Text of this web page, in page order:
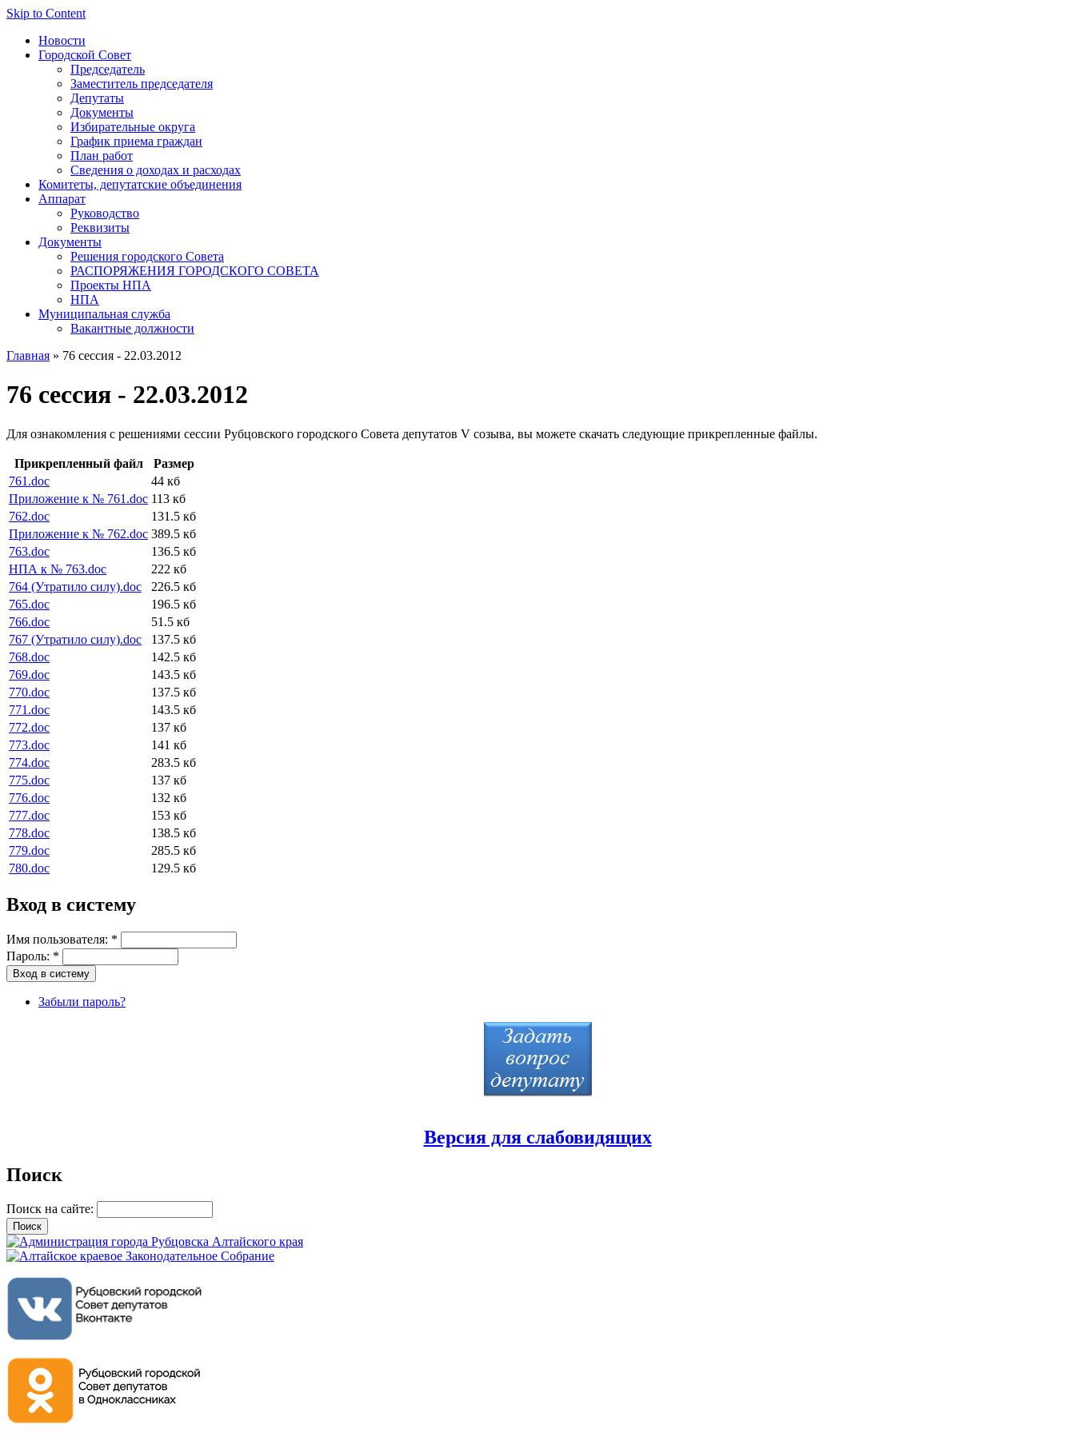
Skip to Content
Новости
Городской Совет
Председатель
Заместитель председателя
Депутаты
Документы
Избирательные округа
График приема граждан
План работ
Сведения о доходах и расходах
Комитеты, депутатские объединения
Аппарат
Руководство
Реквизиты
Документы
Решения городского Совета
РАСПОРЯЖЕНИЯ ГОРОДСКОГО СОВЕТА
Проекты НПА
НПА
Муниципальная служба
Вакантные должности
Главная » 76 сессия - 22.03.2012
76 сессия - 22.03.2012
Для ознакомления с решениями сессии Рубцовского городского Совета депутатов V созыва, вы можете скачать следующие прикрепленные файлы.
Прикрепленный файл
Размер
761.doc
44 кб
Приложение к № 761.doc 113 кб
762.doc
131.5 кб
Приложение к № 762.doc 389.5 кб
763.doc
136.5 кб
НПА к № 763.doc
222 кб
764 (Утратило силу).doc
226.5 кб
765.doc
196.5 кб
766.doc
51.5 кб
767 (Утратило силу).doc
137.5 кб
768.doc
142.5 кб
769.doc
143.5 кб
770.doc
137.5 кб
771.doc
143.5 кб
772.doc
137 кб
773.doc
141 кб
774.doc
283.5 кб
775.doc
137 кб
776.doc
132 кб
777.doc
153 кб
778.doc
138.5 кб
779.doc
285.5 кб
780.doc
129.5 кб
Вход в систему
Имя пользователя: *
Пароль: *
Забыли пароль?
Версия для слабовидящих
Поиск
Поиск на сайте: